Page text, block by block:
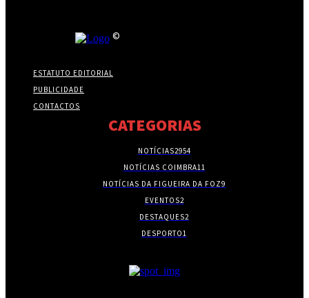
©
ESTATUTO EDITORIAL
PUBLICIDADE
CONTACTOS
CATEGORIAS
NOTÍCIAS2954
NOTÍCIAS COIMBRA11
NOTÍCIAS DA FIGUEIRA DA FOZ9
EVENTOS2
DESTAQUES2
DESPORTO1